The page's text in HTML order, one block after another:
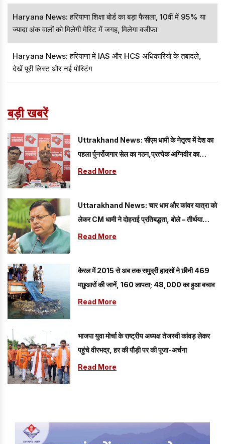
Haryana News: हरियाणा शिक्षा बोर्ड का बड़ा फैसला, 10वीं में 95% या
ज्यादा अंक वालों को मिलेगी मेरिट में जगह, मिलेगा वजीफा
Haryana News: हरियाणा में IAS और HCS अधिकारियों के तबादले,
देखें पूरी लिस्ट और नई पोस्टिंग
बड़ी खबरें
Uttrakhand News: सीएम धामी के नेतृत्व में देश का
पहला र्पुनर्रोजगार सेल का गठन,प्रत्येक अग्निवीर का
रोजगार
Read More
Uttarakhand News: चार धाम और कांवर यात्रा को
लेकर CM धामी ने दोहराई प्रतिबद्धता, बोले – तीर्थयात्रियों
की सुरक्षा...
Read More
केरल में 2015 से अब तक समुद्री हादसों ने छीनी 469
मछुआरों की जानें, 160 लापता; 48,000 का हुआ बचाव
Read More
भाजपा युवा मोर्चा के राष्ट्रीय अध्यक्ष तेजस्वी कांवड़ लेकर
पहुंचे वीरभद्र, हर की पौड़ी पर की पूजा-अर्चना
Read More